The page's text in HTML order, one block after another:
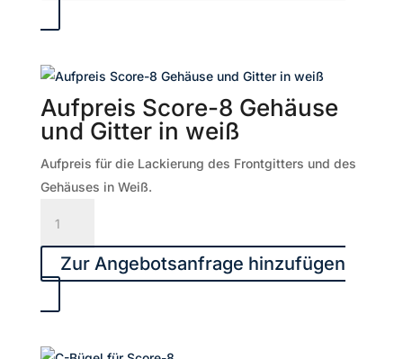
Aufpreis Score-8 Gehäuse
und Gitter in weiß
Aufpreis für die Lackierung des Frontgitters und des
Gehäuses in Weiß.
Score-
Gehäuse
in
Zur Angebotsanfrage hinzufügen